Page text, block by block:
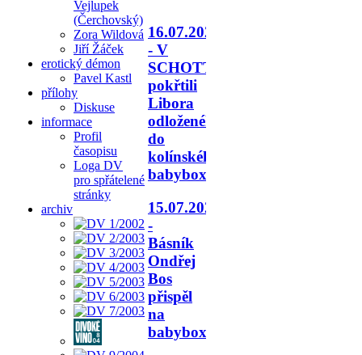
Vejlupek
(Čerchovský)
Zora Wildová
Jiří Žáček
erotický démon
Pavel Kastl
přílohy
Diskuse
informace
Profil
časopisu
Loga DV
pro spřátelené
stránky
archiv
16.07.2026
- V
SCHOTTU
pokřtili
Libora
odloženého
do
kolínského
babyboxu.
15.07.2026
-
Básník
Ondřej
Bos
přispěl
na
babyboxy.